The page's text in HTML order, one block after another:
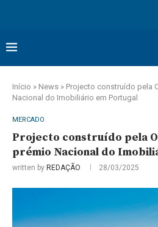
Início » News » Projecto construído pela
Nacional do Imobiliário em Portugal
MERCADO
Projecto construído pela
prémio Nacional do
written by REDAÇÃO 28/03/2025